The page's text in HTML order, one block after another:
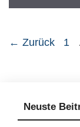
← Zurück 1
Neuste